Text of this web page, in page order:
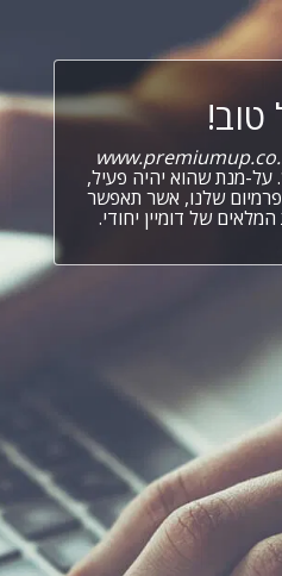
טוב!
מנת שהוא יהיה פעיל,
שלנו, אשר תאפשר
של דומיין יחודי.